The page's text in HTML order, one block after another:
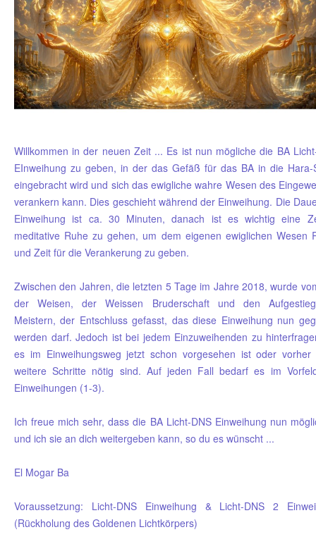
Willkommen in der neuen Zeit ... Es ist nun mögliche die BA
EInweihung zu geben, in der das Gefäß für das BA in die Hara-
eingebracht wird und sich das ewigliche wahre Wesen des
verankern kann. Dies geschieht während der Einweihung. Die
Einweihung ist ca. 30 Minuten, danach ist es wichtig eine
meditative Ruhe zu gehen, um dem eigenen ewiglichen Wesen
und Zeit für die Verankerung zu geben.
Zwischen den Jahren, die letzten 5 Tage im Jahre 2018, wurde
der Weisen, der Weissen Bruderschaft und den
Meistern, der Entschluss gefasst, das diese Einweihung nun
werden darf. Jedoch ist bei jedem Einzuweihenden zu
es im Einweihungsweg jetzt schon vorgesehen ist oder vorher
weitere Schritte nötig sind. Auf jeden Fall bedarf es im
Einweihungen (1-3).
Ich freue mich sehr, dass die BA Licht-DNS Einweihung nun
und ich sie an dich weitergeben kann, so du es wünscht ...
El Mogar Ba
Voraussetzung: Licht-DNS Einweihung & Licht-DNS 2
(Rückholung des Goldenen Lichtkörpers)